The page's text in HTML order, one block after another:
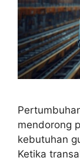
mendorong
kebutuhan
Ketika